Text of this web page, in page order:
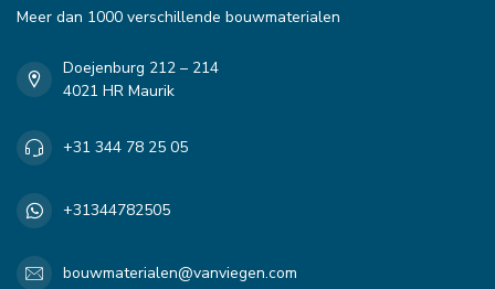
Meer dan 1000 verschillende bouwmaterialen
Doejenburg 212 – 214
4021 HR Maurik
+31 344 78 25 05
+31344782505
bouwmaterialen@vanviegen.com